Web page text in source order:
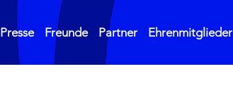
Presse Freunde Partner Ehrenmitglieder